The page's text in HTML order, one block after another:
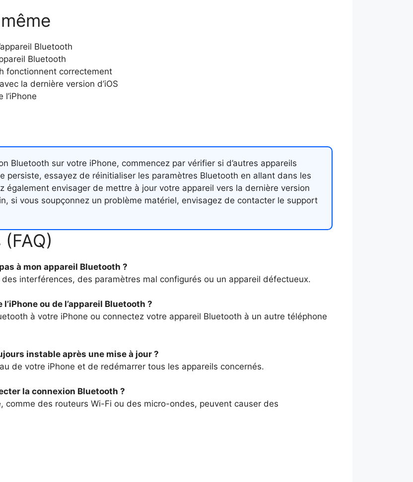
Bluetooth
Bluetooth
fonctionnent correctement
la dernière version d’iOS
Bluetooth sur votre iPhone, commencez par vérifier si d’autres appareils
persiste, essayez de réinitialiser les paramètres Bluetooth en allant dans les
également envisager de mettre à jour votre appareil vers la dernière version
si vous soupçonnez un problème matériel, envisagez de contacter le support
à mon appareil Bluetooth ?
interférences, des paramètres mal configurés ou un appareil défectueux.
ou de l’appareil Bluetooth ?
à votre iPhone ou connectez votre appareil Bluetooth à un autre téléphone
instable après une mise à jour ?
de votre iPhone et de redémarrer tous les appareils concernés.
la connexion Bluetooth ?
comme des routeurs Wi-Fi ou des micro-ondes, peuvent causer des